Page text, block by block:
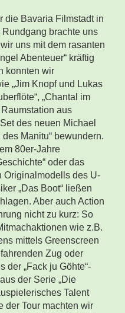
die Bavaria Filmstadt in
brachte uns
uns mit dem rasanten
Abenteuer“ kräftig
konnten wir
„Jim Knopf und Lukas
„Chantal im
aus
des neuen Michael
Manitu“ bewundern.
80er-Jahre
oder das
Originalmodells des U-
„Das Boot“ ließen
Aber auch Action
nicht zu kurz: So
wie z.B.
mittels Greenscreen
Zug oder
der „Fack ju Göhte“-
der Serie „Die
Talent
der Tour machten wir